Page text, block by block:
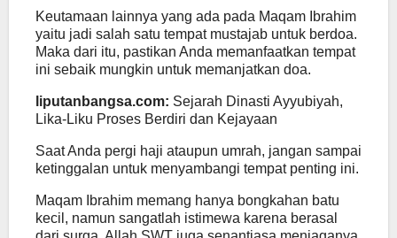
Keutamaan lainnya yang ada pada Maqam Ibrahim
yaitu jadi salah satu tempat mustajab untuk berdoa.
Maka dari itu, pastikan Anda memanfaatkan tempat
ini sebaik mungkin untuk memanjatkan doa.
liputanbangsa.com: Sejarah Dinasti Ayyubiyah,
Lika-Liku Proses Berdiri dan Kejayaan
Saat Anda pergi haji ataupun umrah, jangan sampai
ketinggalan untuk menyambangi tempat penting ini.
Maqam Ibrahim memang hanya bongkahan batu
kecil, namun sangatlah istimewa karena berasal